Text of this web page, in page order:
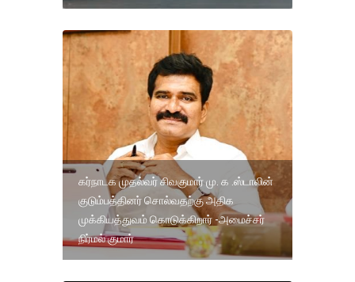
கர்நாடக முதல்வர் சிவகுமார் மு. க .ஸ்டாலின்
குடும்பத்தினர் சொல்வதற்கு அதிக
முக்கியத்துவம் கொடுக்கிறார் -அமைச்சர்
நிர்மல் குமார்